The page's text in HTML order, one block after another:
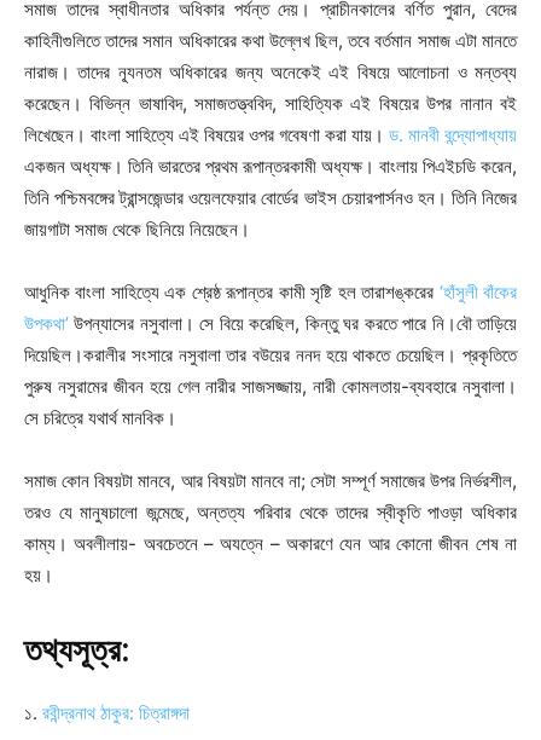
সমাজ তাদের স্বাধীনতার অধিকার পর্যন্ত দেয়। প্রাচীনকালের বর্ণিত পুরান, বেদের
কাহিনীগুলিতে তাদের সমান অধিকারের কথা উল্লেখ ছিল, তবে বর্তমান সমাজ এটা মানতে
নারাজ। তাদের ন্যূনতম অধিকারের জন্য অনেকেই এই বিষয়ে আলোচনা ও মন্তব্য
করেছেন। বিভিন্ন ভাষাবিদ, সমাজতত্ত্ববিদ, সাহিত্যিক এই বিষয়ের উপর নানান বই
লিখেছেন। বাংলা সাহিত্যে এই বিষয়ের ওপর গবেষণা করা যায়। ড. মানবী বন্দ্যোপাধ্যায়
একজন অধ্যক্ষ। তিনি ভারতের প্রথম রূপান্তরকামী অধ্যক্ষ। বাংলায় পিএইচডি করেন,
তিনি পশ্চিমবঙ্গের ট্রান্সজেন্ডার ওয়েলফেয়ার বোর্ডের ভাইস চেয়ারপার্সনও হন। তিনি নিজের
জায়গাটা সমাজ থেকে ছিনিয়ে নিয়েছেন।
আধুনিক বাংলা সাহিত্যে এক শ্রেষ্ঠ রূপান্তর কামী সৃষ্টি হল তারাশঙ্করের ‘হাঁসুলী বাঁকের
উপকথা’ উপন্যাসের নসুবালা। সে বিয়ে করেছিল, কিন্তু ঘর করতে পারে নি।বৌ তাড়িয়ে
দিয়েছিল।করালীর সংসারে নসুবালা তার বউয়ের ননদ হয়ে থাকতে চেয়েছিল। প্রকৃতিতে
পুরুষ নসুরামের জীবন হয়ে গেল নারীর সাজসজ্জায়, নারী কোমলতায়-ব্যবহারে নসুবালা।
সে চরিত্রে যথার্থ মানবিক।
সমাজ কোন বিষয়টা মানবে, আর বিষয়টা মানবে না; সেটা সম্পূর্ণ সমাজের উপর নির্ভরশীল,
তরও যে মানুষচালো জন্মেছে, অন্তত্য পরিবার থেকে তাদের স্বীকৃতি পাওড়া অধিকার
কাম্য। অবলীলায়- অবচেতনে – অযত্নে – অকারণে যেন আর কোনো জীবন শেষ না
হয়।
তথ্যসূত্র:
১. রবীন্দ্রনাথ ঠাকুর: চিত্রাঙ্গদা